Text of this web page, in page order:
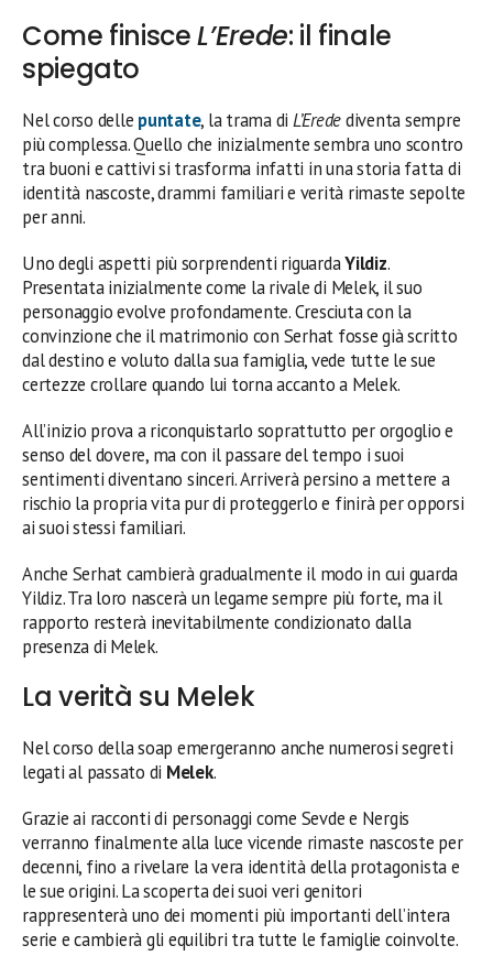
Come finisceL’Erede: il finale
spiegato
Nel corso delle puntate, la trama di L’Eredediventa sempre
più complessa. Quello che inizialmente sembra uno scontro
tra buoni e cattivi si trasforma infatti in una storia fatta di
identità nascoste, drammi familiari e verità rimaste sepolte
per anni.
Uno degli aspetti più sorprendenti riguardaYildiz.
Presentata inizialmente come la rivale di Melek, il suo
personaggio evolve profondamente. Cresciuta con la
convinzione che il matrimonio con Serhat fosse già scritto
dal destino e voluto dalla sua famiglia, vede tutte le sue
certezze crollare quando lui torna accanto a Melek.
All’inizio prova a riconquistarlo soprattutto per orgoglio e
senso del dovere, ma con il passare del tempo i suoi
sentimenti diventano sinceri. Arriverà persino a mettere a
rischio la propria vita pur di proteggerlo e finirà per opporsi
ai suoi stessi familiari.
Anche Serhat cambierà gradualmente il modo in cui guarda
Yildiz. Tra loro nascerà un legame sempre più forte, ma il
rapporto resterà inevitabilmente condizionato dalla
presenza di Melek.
La verità su Melek
Nel corso della soap emergeranno anche numerosi segreti
legati al passato di Melek.
Grazie ai racconti di personaggi come Sevde e Nergis
verranno finalmente alla luce vicende rimaste nascoste per
decenni, fino a rivelare la vera identità della protagonista e
le sue origini. La scoperta dei suoi veri genitori
rappresenterà uno dei momenti più importanti dell’intera
serie e cambierà gli equilibri tra tutte le famiglie coinvolte.